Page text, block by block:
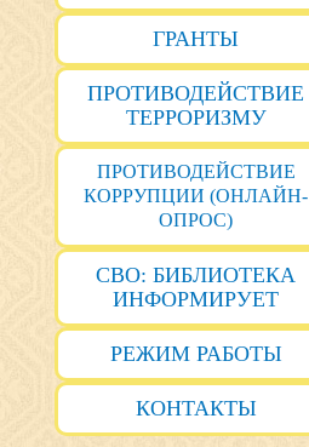
ГРАНТЫ
ПРОТИВОДЕЙСТВИЕ
ТЕРРОРИЗМУ
ПРОТИВОДЕЙСТВИЕ
КОРРУПЦИИ (ОНЛАЙН-
ОПРОС)
СВО: БИБЛИОТЕКА
ИНФОРМИРУЕТ
РЕЖИМ РАБОТЫ
КОНТАКТЫ